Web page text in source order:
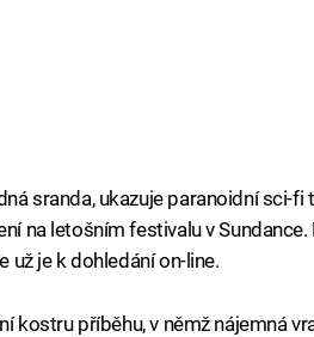
sranda, ukazuje paranoidní sci-
na letošním festivalu v
už je k dohledání on-line.
kostru příběhu, v němž nájemná